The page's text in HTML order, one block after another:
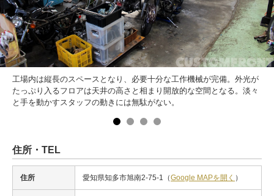
工場内は縦長のスペースとなり、必要十分な工作機械が完備。外光が
たっぷり入るフロアは天井の高さと相まり開放的な空間となる。淡々
と手を動かすスタッフの動きには無駄がない。
住所・TEL
住所 愛知県知多市旭南2-75-1（Google MAPを開く ）